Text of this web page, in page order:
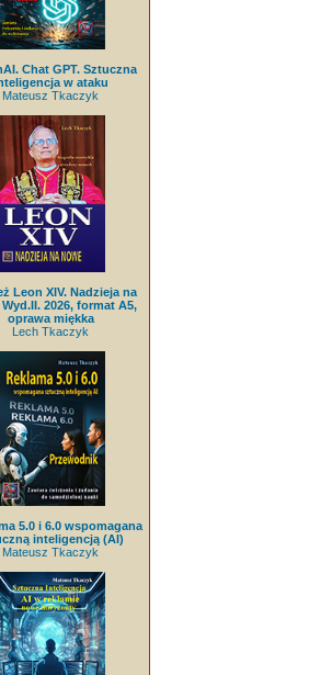
Chat GPT. Sztuczna
w ataku
Mateusz Tkaczyk
Leon XIV. Nadzieja na
2026, format A5,
oprawa miękka
Lech Tkaczyk
5.0 i 6.0 wspomagana
inteligencją (AI)
Mateusz Tkaczyk